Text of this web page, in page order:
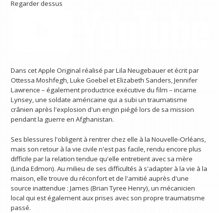
Regarder dessus
Dans cet Apple Original réalisé par Lila Neugebauer et écrit par
Ottessa Moshfegh, Luke Goebel et Elizabeth Sanders, Jennifer
Lawrence – également productrice exécutive du film – incarne
Lynsey, une soldate américaine qui a subi un traumatisme
crânien après l'explosion d'un engin piégé lors de sa mission
pendant la guerre en Afghanistan.
Ses blessures l'obligent à rentrer chez elle à la Nouvelle-Orléans,
mais son retour à la vie civile n'est pas facile, rendu encore plus
difficile par la relation tendue qu'elle entretient avec sa mère
(Linda Edmon). Au milieu de ses difficultés à s'adapter à la vie à la
maison, elle trouve du réconfort et de l'amitié auprès d'une
source inattendue : James (Brian Tyree Henry), un mécanicien
local qui est également aux prises avec son propre traumatisme
passé.